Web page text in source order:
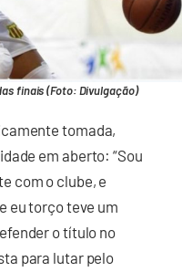
finais (Foto: Divulgação)
tomada,
em aberto: “Sou
com o clube, e
eu torço teve um
o título no
para lutar pelo